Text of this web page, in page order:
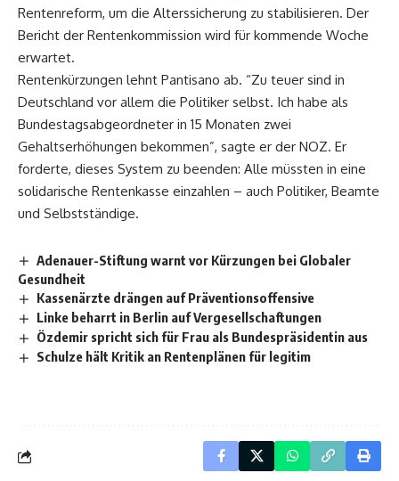
Rentenreform, um die Alterssicherung zu stabilisieren. Der
Bericht der Rentenkommission wird für kommende Woche
erwartet.
Rentenkürzungen lehnt Pantisano ab. “Zu teuer sind in
Deutschland vor allem die Politiker selbst. Ich habe als
Bundestagsabgeordneter in 15 Monaten zwei
Gehaltserhöhungen bekommen”, sagte er der NOZ. Er
forderte, dieses System zu beenden: Alle müssten in eine
solidarische Rentenkasse einzahlen – auch Politiker, Beamte
und Selbstständige.
Adenauer-Stiftung warnt vor Kürzungen bei Globaler
Gesundheit
Kassenärzte drängen auf Präventionsoffensive
Linke beharrt in Berlin auf Vergesellschaftungen
Özdemir spricht sich für Frau als Bundespräsidentin aus
Schulze hält Kritik an Rentenplänen für legitim